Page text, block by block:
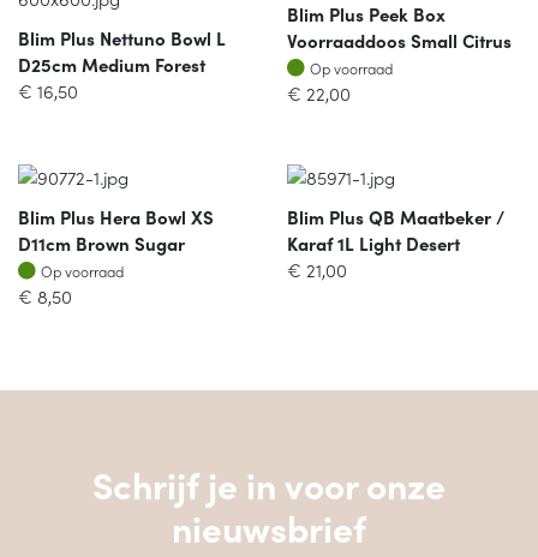
Blim Plus Nettuno Bowl L
D25cm Medium Forest
€ 16,50
Blim Plus Peek Box
Voorraaddoos Small Citrus
Op voorraad
Op voorraad
€ 22,00
Blim Plus Hera Bowl XS
D11cm Brown Sugar
Op voorraad
Op voorraad
€ 8,50
Blim Plus QB Maatbeker /
Karaf 1L Light Desert
€ 21,00
Schrijf je in voor onze
nieuwsbrief